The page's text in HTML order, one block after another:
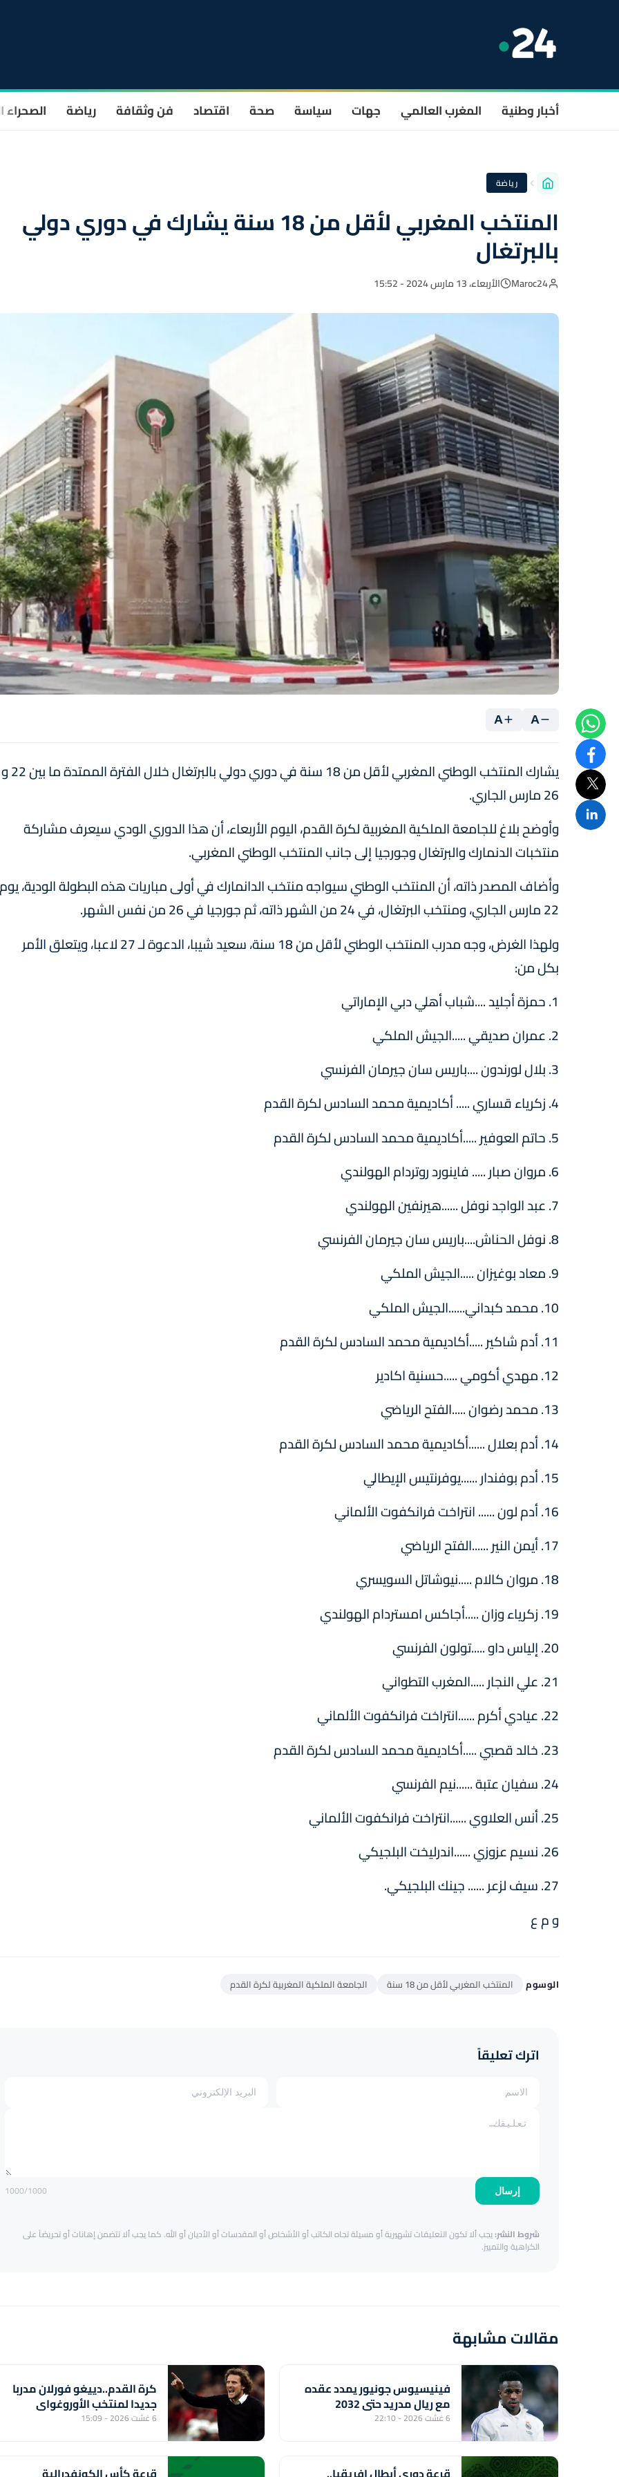
أخبار وطنية المغرب العالمي جهات سياسة صحة اقتصاد فن وثقافة رياضة الصحراء
رياضة
المنتخب المغربي لأقل من 18 سنة يشارك في دوري دولي
بالبرتغال
Maroc24 الأربعاء، 13 مارس 2024 - 15:52
A
A
يشارك المنتخب الوطني المغربي لأقل من 18 سنة في دوري دولي بالبرتغال خلال الفترة الممتدة ما بين 22 و
26 مارس الجاري.
وأوضح بلاغ للجامعة الملكية المغربية لكرة القدم، اليوم الأربعاء، أن هذا الدوري الودي سيعرف مشاركة
منتخبات الدنمارك والبرتغال وجورجيا إلى جانب المنتخب الوطني المغربي.
وأضاف المصدر ذاته، أن المنتخب الوطني سيواجه منتخب الدانمارك في أولى مباريات هذه البطولة الودية، يوم
22 مارس الجاري، ومنتخب البرتغال، في 24 من الشهر ذاته، ثم جورجيا في 26 من نفس الشهر.
ولهذا الغرض، وجه مدرب المنتخب الوطني لأقل من 18 سنة، سعيد شيبا، الدعوة لـ 27 لاعبا، ويتعلق الأمر
بكل من:
1. حمزة أجليد ....شباب أهلي دبي الإماراتي
2. عمران صديقي .....الجيش الملكي
3. بلال لورندون ....باريس سان جيرمان الفرنسي
4. زكرياء قساري ..... أكاديمية محمد السادس لكرة القدم
5. حاتم العوفير .....أكاديمية محمد السادس لكرة القدم
6. مروان صبار ..... فاينورد روتردام الهولندي
7. عبد الواجد نوفل ......هيرنفين الهولندي
8. نوفل الحناش....باريس سان جيرمان الفرنسي
9. معاد بوغيزان .....الجيش الملكي
10. محمد کبداني......الجيش الملكي
11. أدم شاكير .....أكاديمية محمد السادس لكرة القدم
12. مهدي أكومي .....حسنية اكادير
13. محمد رضوان .....الفتح الرياضي
14. أدم بعلال ......أكاديمية محمد السادس لكرة القدم
15. أدم بوفندار ......يوفرنتيس الإيطالي
16. أدم لون ...... انتراخت فرانكفوت الألماني
17. أیمن النير ......الفتح الرياضي
18. مروان كالام .....نيوشاتل السويسري
19. زكرياء وزان .....أجاكس امستردام الهولندي
20. إلياس داو .....تولون الفرنسي
21. علي النجار .....المغرب التطواني
22. عيادي أكرم ......انتراخت فرانكفوت الألماني
23. خالد قصبي .....أكاديمية محمد السادس لكرة القدم
24. سفیان عتبة ......نيم الفرنسي
25. أنس العلاوي ......انتراخت فرانكفوت الألماني
26. نسيم عزوزي ......اندرليخت البلجيكي
27. سيف لزعر ...... جينك البلجيكي.
و م ع
الوسوم المنتخب المغربي لأقل من 18 سنة الجامعة الملكية المغربية لكرة القدم
اترك تعليقاً
إرسال 1000/1000
شروط النشر:يجب ألا تكون التعليقات تشهيرية أو مسيئة تجاه الكاتب أو الأشخاص أو المقدسات أو الأديان أو الله. كما يجب ألا تتضمن إهانات أو تحريضاً على
الكراهية والتمييز.
مقالات مشابهة
فينيسيوس جونيور يمدد عقده
مع ريال مدريد حتى 2032
6 غشت 2026 - 22:10
كرة القدم..دييغو فورلان مدربا
جديدا لمنتخب الأوروغواي
6 غشت 2026 - 15:09